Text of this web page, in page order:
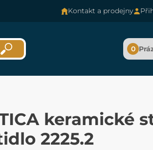
Kontakt a prodejny
0
keramické
2225.2